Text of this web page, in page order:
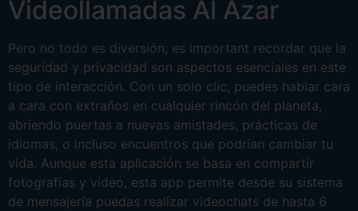
Videollamadas Al Azar
Pero no todo es diversión; es important recordar que la
seguridad y privacidad son aspectos esenciales en este
tipo de interacción. Con un solo clic, puedes hablar cara
a cara con extraños en cualquier rincón del planeta,
abriendo puertas a nuevas amistades, prácticas de
idiomas, o incluso encuentros que podrían cambiar tu
vida. Aunque esta aplicación se basa en compartir
fotografías y vídeo, esta app permite desde su sistema
de mensajería puedas realizar videochats de hasta 6